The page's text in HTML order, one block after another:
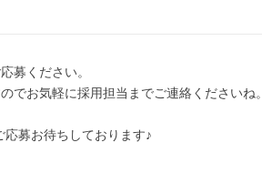
募ください。
でお気軽に採用担当までご連絡くださいね。
募お待ちしております♪